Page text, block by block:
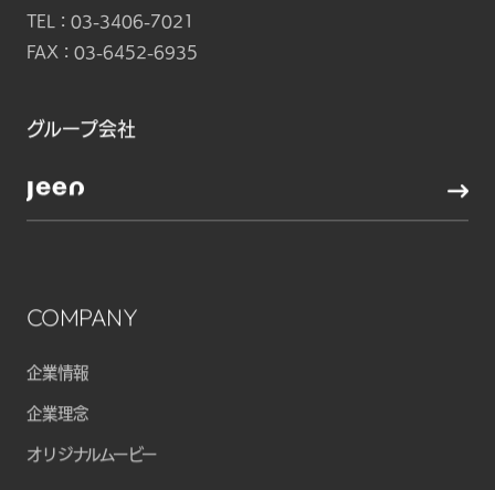
TEL： 03-3406-7021
FAX：03-6452-6935
グループ会社
COMPANY
企業情報
企業理念
オリジナルムービー